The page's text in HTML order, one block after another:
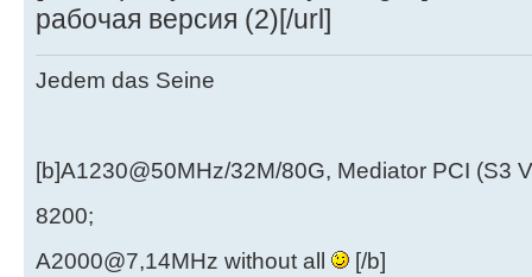
рабочая версия (2)[/url]
Jedem das Seine
[b]A1230@50MHz/32M/80G, Mediator PCI (S3
8200;
A2000@7,14MHz without all
[/b]